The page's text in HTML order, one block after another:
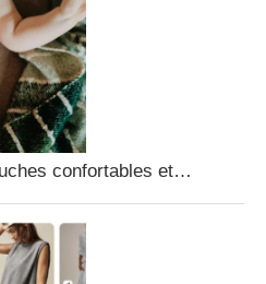
confortables et…